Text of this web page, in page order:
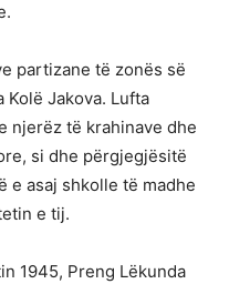
partizane të zonës së
Jakova. Lufta
njerëz të krahinave dhe
si dhe përgjegjësitë
e asaj shkolle të madhe
e tij.
1945, Preng Lëkunda